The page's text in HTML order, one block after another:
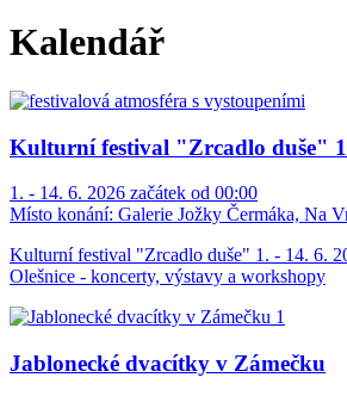
Kalendář
Kulturní festival "Zrcadlo duše"
1. - 14. 6. 2026 začátek od 00:00
Místo konání: Galerie Jožky Čermáka, Na
Kulturní festival "Zrcadlo duše" 1. - 14. 6.
Olešnice - koncerty, výstavy a workshopy
Jablonecké dvacítky v Zámečku